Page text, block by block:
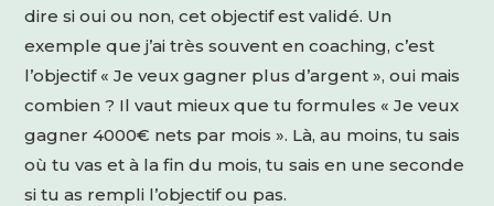
dire si oui ou non, cet objectif est validé. Un
exemple que j’ai très souvent en coaching, c’est
l’objectif « Je veux gagner plus d’argent », oui mais
combien ? Il vaut mieux que tu formules « Je veux
gagner 4000€ nets par mois ». Là, au moins, tu sais
où tu vas et à la fin du mois, tu sais en une seconde
si tu as rempli l’objectif ou pas.